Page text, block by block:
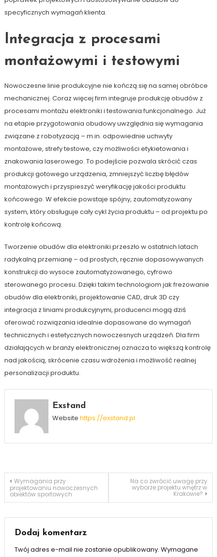
specyficznych wymagań klienta.
Integracja z procesami
montażowymi i testowymi
Nowoczesne linie produkcyjne nie kończą się na samej obróbce
mechanicznej. Coraz więcej firm integruje produkcję obudów z
procesami montażu elektroniki i testowania funkcjonalnego. Już
na etapie przygotowania obudowy uwzględnia się wymagania
związane z robotyzacją – m.in. odpowiednie uchwyty
montażowe, strefy testowe, czy możliwości etykietowania i
znakowania laserowego. To podejście pozwala skrócić czas
produkcji gotowego urządzenia, zmniejszyć liczbę błędów
montażowych i przyspieszyć weryfikację jakości produktu
końcowego. W efekcie powstaje spójny, zautomatyzowany
system, który obsługuje cały cykl życia produktu – od projektu po
kontrolę końcową.
Tworzenie obudów dla elektroniki przeszło w ostatnich latach
radykalną przemianę – od prostych, ręcznie dopasowywanych
konstrukcji do wysoce zautomatyzowanego, cyfrowo
sterowanego procesu. Dzięki takim technologiom jak frezowanie
obudów dla elektroniki, projektowanie CAD, druk 3D czy
integracja z liniami produkcyjnymi, producenci mogą dziś
oferować rozwiązania idealnie dopasowane do wymagań
technicznych i estetycznych nowoczesnych urządzeń. Dla firm
działających w branży elektronicznej oznacza to większą kontrolę
nad jakością, skrócenie czasu wdrożenia i możliwość realnej
personalizacji produktu.
Exstand
Website https://exstand.pl
Nawigacja
wpisu
Wymagania przy
projektowaniu nowoczesnych
obiektów sportowych
Na co zwrócić uwagę przy
wyborze projektu wnętrz w
Krakowie?
Dodaj komentarz
Twój adres e-mail nie zostanie opublikowany. Wymagane